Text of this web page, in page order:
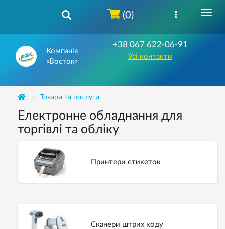
Компанія
«Восток»
+38 067 622-06-91
Усі контакти
(0)
Товари та послуги
Електронне обладнання для
торгівлі та обліку
Принтери етикеток
Сканери штрих коду